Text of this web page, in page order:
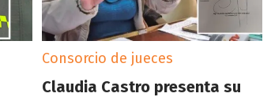
Consorcio de jueces
Claudia Castro presenta su